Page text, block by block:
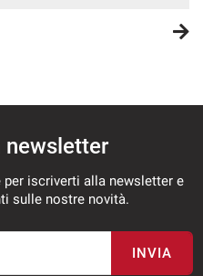
newsletter
iscriverti alla newsletter e
sulle nostre novità.
INVIA